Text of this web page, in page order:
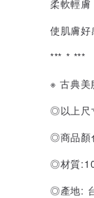
柔軟輕膚
使肌膚好
*** * ***
※ 古典美
◎以上尺
◎商品顏
◎材質
◎產地: